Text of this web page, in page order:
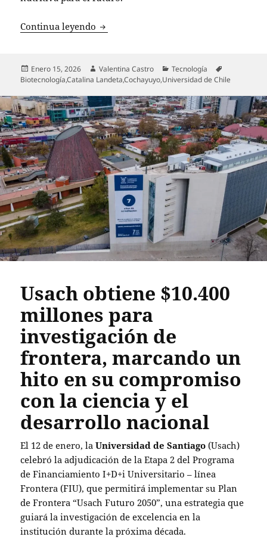
Continua leyendo Revolución alimentaria: Cochayuyo
Publicado
el
Enero 15, 2026 Autor
Valentina Castro Categorías
Tecnología
Biotecnología,Catalina Landeta,Cochayuyo,Universidad de Chile
Usach obtiene $10.400
millones para
investigación de
frontera, marcando un
hito en su compromiso
con la ciencia y el
desarrollo nacional
El 12 de enero, laUniversidad de Santiago (Usach)
celebró la adjudicación de la Etapa 2 del Programa
de Financiamiento I+D+i Universitario – línea
Frontera (FIU), que permitirá implementar su Plan
de Frontera “Usach Futuro 2050”, una estrategia que
guiará la investigación de excelencia en la
institución durante la próxima década.